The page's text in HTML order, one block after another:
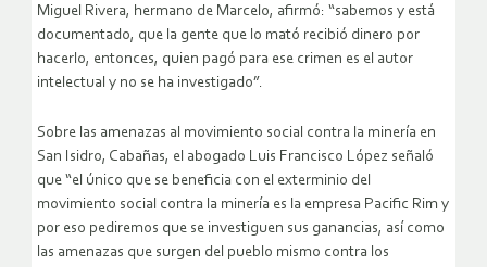
Miguel Rivera, hermano de Marcelo, afirmó: “sabemos y está
documentado, que la gente que lo mató recibió dinero por
hacerlo, entonces, quien pagó para ese crimen es el autor
intelectual y no se ha investigado”.
Sobre las amenazas al movimiento social contra la minería en
San Isidro, Cabañas, el abogado Luis Francisco López señaló
que “el único que se beneficia con el exterminio del
movimiento social contra la minería es la empresa Pacific Rim y
por eso pediremos que se investiguen sus ganancias, así como
las amenazas que surgen del pueblo mismo contra los